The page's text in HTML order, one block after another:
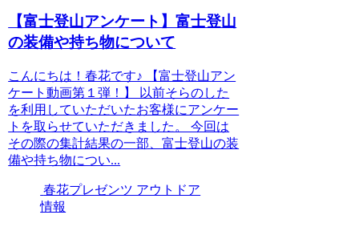
【富士登山アンケート】富士登山
の装備や持ち物について
こんにちは！春花です♪ 【富士登山アン
ケート動画第１弾！】 以前そらのした
を利用していただいたお客様にアンケー
トを取らせていただきました。 今回は
その際の集計結果の一部、富士登山の装
備や持ち物につい...
春花プレゼンツ アウトドア
情報